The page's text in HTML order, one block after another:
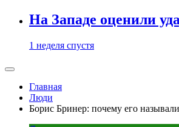
На Западе оценили
1 неделя спустя
Главная
Люди
Борис Бринер: почему его